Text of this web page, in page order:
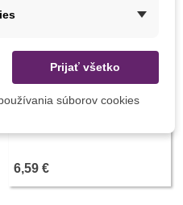
Pridať do košíka
6,59 €
Prijať všetko
súborov cookies